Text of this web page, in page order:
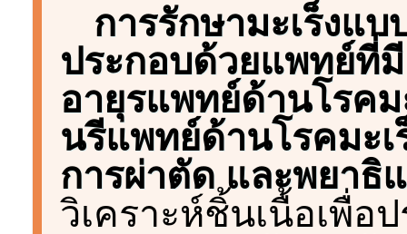
การรักษามะเร็งแ
ประกอบด้วยแพทย์ที่
อายุรแพทย์ด้านโรค
นรีแพทย์ด้านโรคมะ
การผ่าตัด และพยาธิ
วิเคราะห์ชิ้นเนื้อเพื่อ